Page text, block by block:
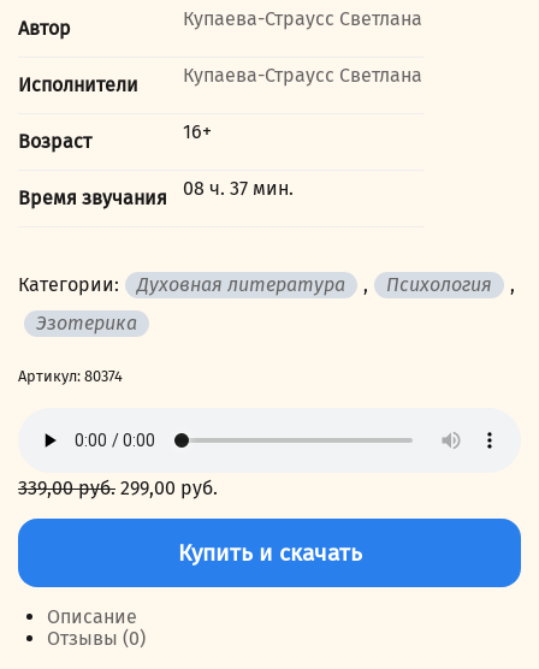
Автор Купаева-Страусс Светлана
Исполнители Купаева-Страусс Светлана
Возраст 16+
Время звучания 08 ч. 37 мин.
Категории: Духовная литература , Психология
,
Эзотерика
Артикул: 80374
339,00руб. Первоначальная
339,00 руб..
299,00 руб.
Количество
Малыш
зовёт:
родите-
ли?
Купить и скачать
Описание
Отзывы (0)